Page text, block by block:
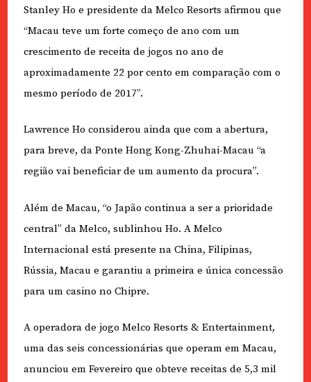
Stanley Ho e presidente da Melco Resorts afirmou que
“Macau teve um forte começo de ano com um
crescimento de receita de jogos no ano de
aproximadamente 22 por cento em comparação com o
mesmo período de 2017”.
Lawrence Ho considerou ainda que com a abertura,
para breve, da Ponte Hong Kong-Zhuhai-Macau “a
região vai beneficiar de um aumento da procura”.
Além de Macau, “o Japão continua a ser a prioridade
central” da Melco, sublinhou Ho. A Melco
Internacional está presente na China, Filipinas,
Rússia, Macau e garantiu a primeira e única concessão
para um casino no Chipre.
A operadora de jogo Melco Resorts & Entertainment,
uma das seis concessionárias que operam em Macau,
anunciou em Fevereiro que obteve receitas de 5,3 mil